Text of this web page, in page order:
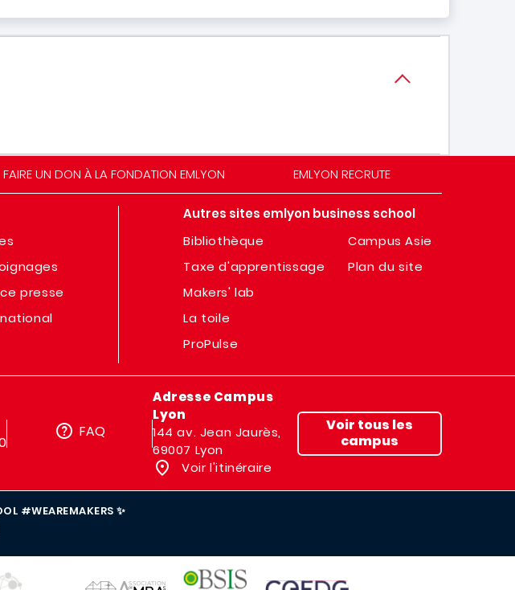
FAIRE UN DON À LA FONDATION EMLYON EMLYON RECRUTE
presse
Autres sites emlyon business school
Bibliothèque
Taxe d'apprentissage
Makers' lab
La toile
ProPulse
Campus Asie
Plan du site
FAQ
Adresse Campus
Lyon
144 av. Jean Jaurès,
69007 Lyon
Voir l'itinéraire
Voir tous les
campus
#WEAREMAKERS ✨
IMAGE